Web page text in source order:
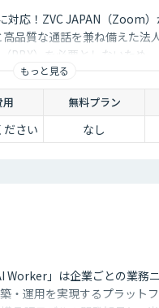
対応！ZVC JAPAN（Zoom
品質な通話を兼ね備えた法
PBX）を必要としないため、
。もっと見る
用 無料プラン
さい なし
Worker」は企業ごとの業務
・運用を実現するプラット